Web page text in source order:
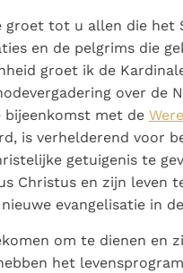
tot u allen die het
en de pelgrims die
groet ik de
over de
bijeenkomst met de
is verhelderend voor
getuigenis te
Christus en zijn leven
evangelisatie in
om te dienen en
het